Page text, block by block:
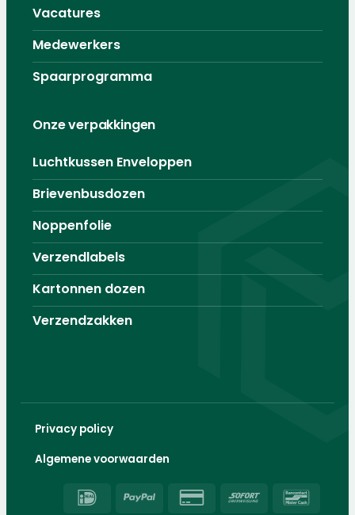
Vacatures
Medewerkers
Spaarprogramma
Onze verpakkingen
Luchtkussen Enveloppen
Brievenbusdozen
Noppenfolie
Verzendlabels
Kartonnen dozen
Verzendzakken
Privacy policy
Algemene voorwaarden
IDeal PayPal
Credit
Sofort